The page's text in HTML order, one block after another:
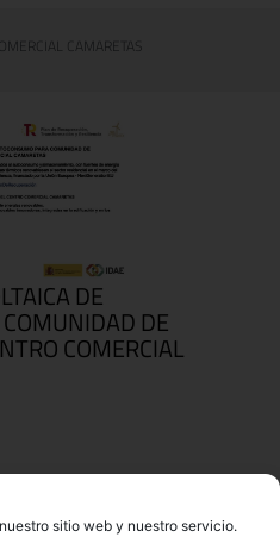
sitio web y nuestro servicio.
CAMARETAS
DE
DE
COMERCIAL